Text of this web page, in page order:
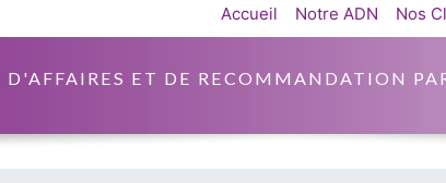
D'AFFAIRES ET DE RECOMMANDATION
Accueil Notre ADN Nos